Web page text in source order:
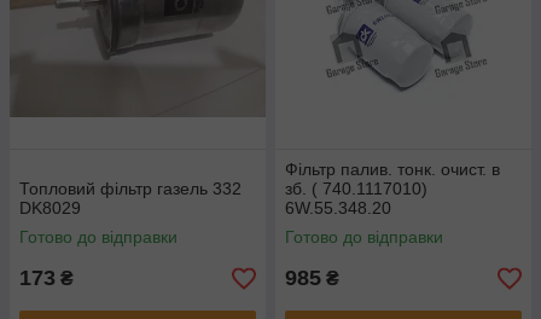
Топловий фільтр газель 332
DK8029
Готово до відправки
173 ₴
Фільтр палив. тонк. очист. в
зб. ( 740.1117010)
6W.55.348.20
Готово до відправки
985 ₴